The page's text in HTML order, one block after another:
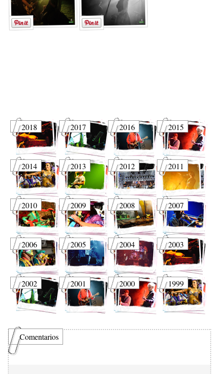
2018 2017 2016 2015
2014 2013 2012 2011
2010 2009 2008 2007
2006 2005 2004 2003
2002 2001 2000 1999
Comentarios